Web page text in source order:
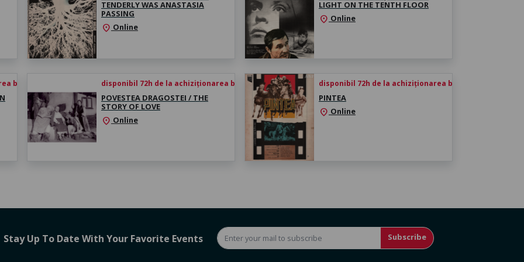
TENDERLY WAS ANASTASIA
PASSING
location_on Online
LIGHT ON THE TENTH FLOOR
location_on Online
biletului disponibil 72h de la achiziționarea biletului
POVESTEA DRAGOSTEI / THE
STORY OF LOVE
location_on Online
disponibil 72h de la achiziționarea biletului
PINTEA
location_on Online
Stay Up To Date With Your Favorite Events Subscribe